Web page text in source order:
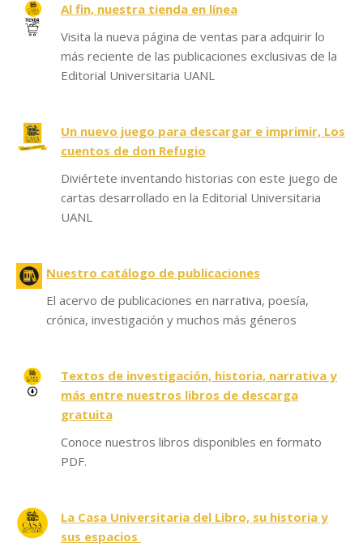
Al fin, nuestra tienda en línea
Visita la nueva página de ventas para adquirir lo
más reciente de las publicaciones exclusivas de la
Editorial Universitaria UANL
Un nuevo juego para descargar e imprimir, Los
cuentos de don Refugio
Diviértete inventando historias con este juego de
cartas desarrollado en la Editorial Universitaria
UANL
Nuestro catálogo de publicaciones
El acervo de publicaciones en narrativa, poesía,
crónica, investigación y muchos más géneros
Textos de investigación, historia, narrativa y
más entre nuestros libros de descarga
gratuita
Conoce nuestros libros disponibles en formato
PDF.
La Casa Universitaria del Libro, su historia y
sus espacios